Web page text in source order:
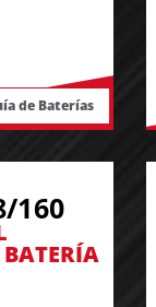
de Baterías
160